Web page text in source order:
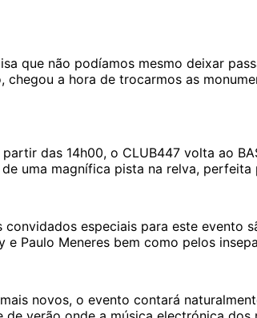
que não podíamos mesmo deixar
chegou a hora de trocarmos as
das 14h00, o CLUB447 volta ao
uma magnífica pista na relva,
especiais para este evento
e Paulo Meneres bem como pelos
novos, o evento contará